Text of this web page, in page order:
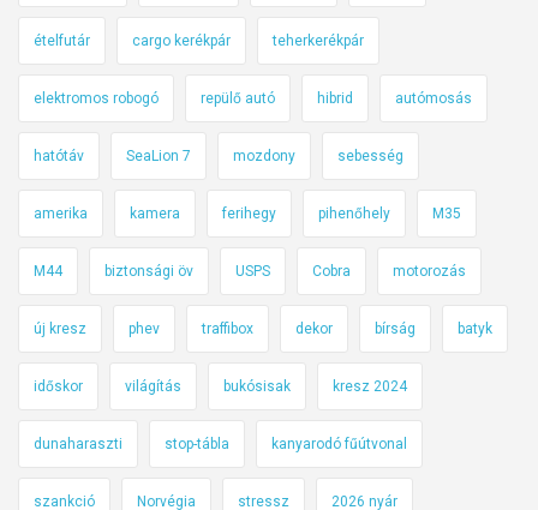
ételfutár cargo kerékpár teherkerékpár
elektromos robogó repülő autó hibrid autómosás
hatótáv SeaLion 7 mozdony sebesség
amerika kamera ferihegy pihenőhely M35
M44 biztonsági öv USPS Cobra motorozás
új kresz phev traffibox dekor bírság batyk
időskor világítás bukósisak kresz 2024
dunaharaszti stop-tábla kanyarodó fűútvonal
szankció Norvégia stressz 2026 nyár